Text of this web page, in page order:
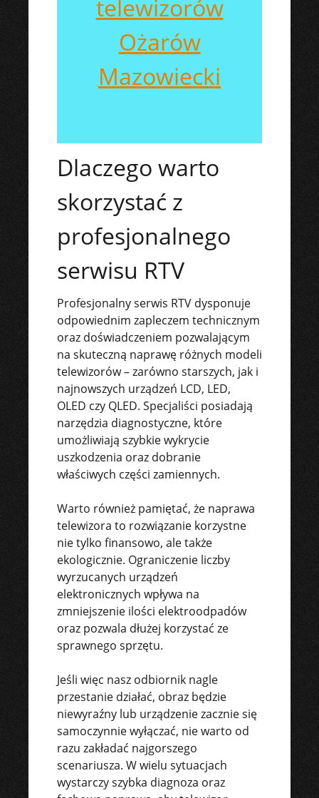
telewizorów
Ożarów
Mazowiecki
Dlaczego warto
skorzystać z
profesjonalnego
serwisu RTV
Profesjonalny serwis RTV dysponuje
odpowiednim zapleczem technicznym
oraz doświadczeniem pozwalającym
na skuteczną naprawę różnych modeli
telewizorów – zarówno starszych, jak i
najnowszych urządzeń LCD, LED,
OLED czy QLED. Specjaliści posiadają
narzędzia diagnostyczne, które
umożliwiają szybkie wykrycie
uszkodzenia oraz dobranie
właściwych części zamiennych.
Warto również pamiętać, że naprawa
telewizora to rozwiązanie korzystne
nie tylko finansowo, ale także
ekologicznie. Ograniczenie liczby
wyrzucanych urządzeń
elektronicznych wpływa na
zmniejszenie ilości elektroodpadów
oraz pozwala dłużej korzystać ze
sprawnego sprzętu.
Jeśli więc nasz odbiornik nagle
przestanie działać, obraz będzie
niewyraźny lub urządzenie zacznie się
samoczynnie wyłączać, nie warto od
razu zakładać najgorszego
scenariusza. W wielu sytuacjach
wystarczy szybka diagnoza oraz